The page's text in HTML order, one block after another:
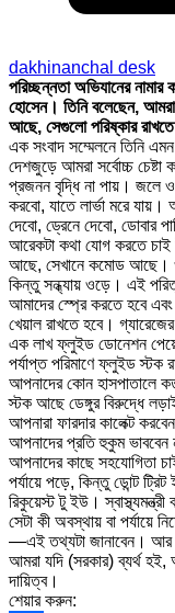
dakhinanchal desk
পরিচ্ছন্নতা অভিযানের নামার
হোসেন। তিনি বলেছেন, আমরা
আছে, সেগুলো পরিষ্কার
এক সংবাদ সম্মেলনে তিনি এমন
দেশজুড়ে আমরা সর্বোচ্চ
প্রজনন বৃদ্ধি না পায়। জলে
করবো, যাতে লার্ভা মরে যায়।
দেবো, ড্রেনে দেবো, ডোবার
আরেকটা কথা যোগ করতে
আছে, সেখানে কমোড আছে।
কিন্তু সন্ধ্যায় ওড়ে। এই
আমাদের স্প্রে করতে হবে
খেয়াল রাখতে হবে।
এক লাখ ফ্লুইড ডোনেশন
পর্যাপ্ত পরিমাণে ফ্লুইড স্টক
আপনাদের কোন
স্টক আছে ডেঙ্গুর বিরুদ্ধে
আপনারা ফারদার কালেক্ট
আপনাদের প্রতি হুকুম ভাববেন
আপনাদের কাছে সহযোগিতা
পর্যায়ে পড়ে, কিন্তু ডোন্ট
রিকুয়েস্ট টু ইউ।
সেটা কী অবস্থায় বা পর্যায়ে
—এই তথ্যটা জানাবেন। আর
আমরা যদি (সরকার) ব্যর্থ হই,
দায়িত্ব।
শেয়ার করুন: